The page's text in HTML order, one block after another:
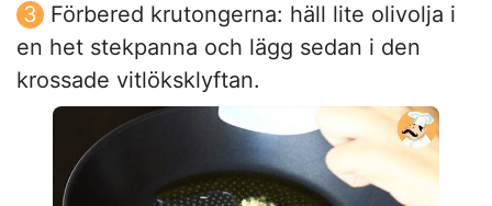
Förbered krutongerna: häll lite olivolja i
en het stekpanna och lägg sedan i den
krossade vitlöksklyftan.